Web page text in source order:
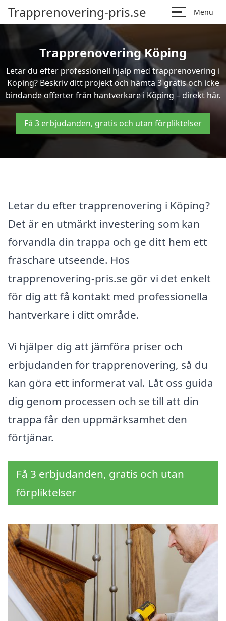
Trapprenovering-pris.se Menu
Trapprenovering Köping
Letar du efter professionell hjälp med trapprenovering i
Köping? Beskriv ditt projekt och hämta 3 gratis och icke
bindande offerter från hantverkare i Köping – direkt här.
Få 3 erbjudanden, gratis och utan förpliktelser
Letar du efter trapprenovering i Köping?
Det är en utmärkt investering som kan
förvandla din trappa och ge ditt hem ett
fräschare utseende. Hos
trapprenovering-pris.se gör vi det enkelt
för dig att få kontakt med professionella
hantverkare i ditt område.
Vi hjälper dig att jämföra priser och
erbjudanden för trapprenovering, så du
kan göra ett informerat val. Låt oss guida
dig genom processen och se till att din
trappa får den uppmärksamhet den
förtjänar.
Få 3 erbjudanden, gratis och utan
förpliktelser